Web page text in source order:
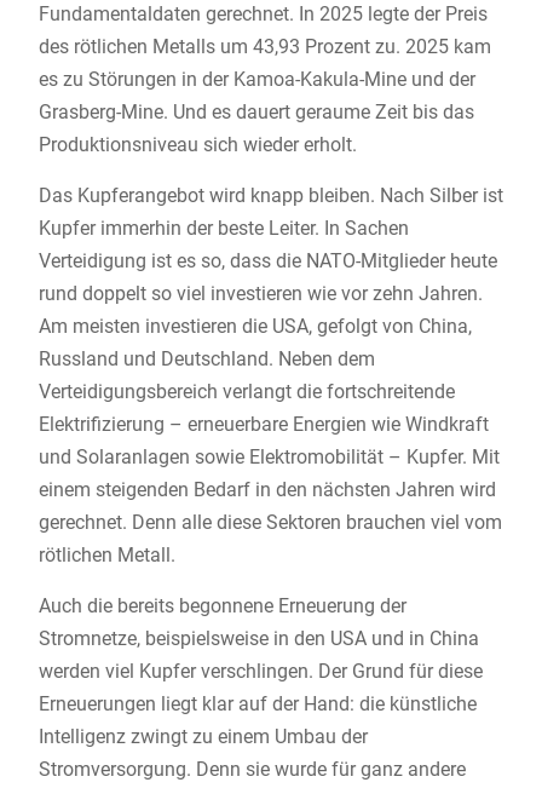
Fundamentaldaten gerechnet. In 2025 legte der Preis
des rötlichen Metalls um 43,93 Prozent zu. 2025 kam
es zu Störungen in der Kamoa-Kakula-Mine und der
Grasberg-Mine. Und es dauert geraume Zeit bis das
Produktionsniveau sich wieder erholt.
Das Kupferangebot wird knapp bleiben. Nach Silber ist
Kupfer immerhin der beste Leiter. In Sachen
Verteidigung ist es so, dass die NATO-Mitglieder heute
rund doppelt so viel investieren wie vor zehn Jahren.
Am meisten investieren die USA, gefolgt von China,
Russland und Deutschland. Neben dem
Verteidigungsbereich verlangt die fortschreitende
Elektrifizierung – erneuerbare Energien wie Windkraft
und Solaranlagen sowie Elektromobilität – Kupfer. Mit
einem steigenden Bedarf in den nächsten Jahren wird
gerechnet. Denn alle diese Sektoren brauchen viel vom
rötlichen Metall.
Auch die bereits begonnene Erneuerung der
Stromnetze, beispielsweise in den USA und in China
werden viel Kupfer verschlingen. Der Grund für diese
Erneuerungen liegt klar auf der Hand: die künstliche
Intelligenz zwingt zu einem Umbau der
Stromversorgung. Denn sie wurde für ganz andere